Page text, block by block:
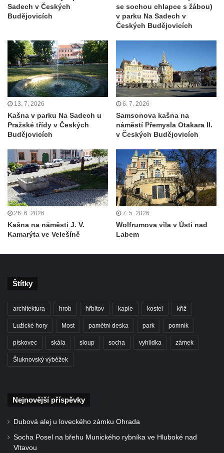
Kašna na Říhovo náměstí v Budyni nad
Kašna v lázeňském parku u ulice Lázeňská
ve Mšeném-lázně
Kašna před pavilonem Říp v lázeňském
parku ve Mšeném-lázně
Jezírko s vodotryskem v Zámeckém parku v
Litvínově
Kašna na Masarykově náměstí v Litvínově
Kašna na náměstí Tomáše Garrigue
Masaryka ve Vejprtech
Fontána před kolonádou Rudolfova a
Karolinina pramene v Mariánských Lázních
Vodotrysk Vodník v jezírku u promenády
Kašna se sochou Voda u Palackého ulice v
Chomutově
Kašna na domě Stallburg v Kyselce
Fontána poblíž kruhového objezdu v České
Kamenici
Kašna pramene Žába v Kamenickém
Sadech v Českých
Budějovicích
se sochou chlapce s žábou)
v parku Na Sadech v
Českých Budějovicích
13. 7. 2026
Kašna v parku Na Sadech u
Pražské třídy v Českých
Budějovicích
6. 7. 2026
Samsonova kašna na
náměstí Přemysla Otakara II.
v Českých Budějovicích
26. 6. 2026
Kašna na náměstí J. V.
Kamarýta ve Velešíně
7. 5. 2026
Wolfrumova vila v Ústí nad
Labem
Štítky
architektura hrob hřbitov kaple kostel kříž
Lužické hory Most pamětní deska park pomník
pískovec skála sloup socha vyhlídka zámek
Šluknovský výběžek
Nejnovější příspěvky
Dubová alej u loveckého zámku Ohrada
Socha Posel na břehu Munického rybníka ve Hluboké nad
Vltavou